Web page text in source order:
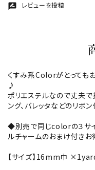
rate_review レビューを投稿
くすみ系Colorがとっても
♪
ポリエステルなので丈夫で
ング、バレッタなどのリボ
◆別売で同じcolorの３サイ
ルチャームのおまけ付き
【サイズ】16mm巾